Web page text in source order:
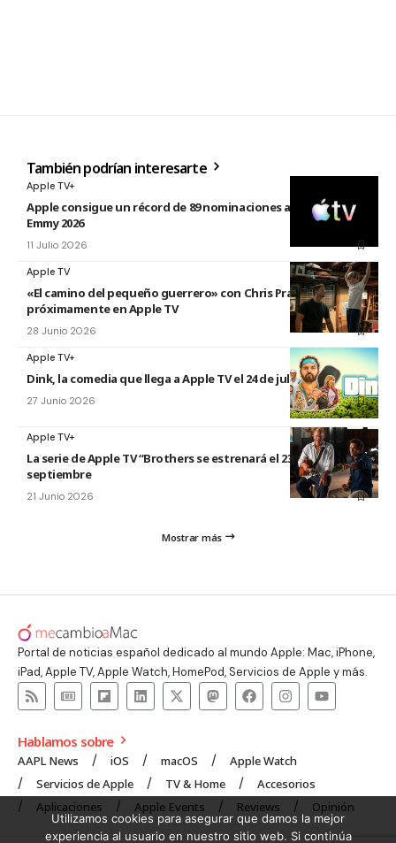
También podrían interesarte
Apple TV+
Apple consigue un récord de 89 nominaciones a los premios
Emmy 2026
11 Julio 2026
Apple TV
«El camino del pequeño guerrero» con Chris Pratt
próximamente en Apple TV
28 Junio 2026
Apple TV+
Dink, la comedia que llega a Apple TV el 24 de julio
27 Junio 2026
Apple TV+
La serie de Apple TV “Brothers se estrenará el 23 de
septiembre
21 Junio 2026
Mostrar más
Portal de noticias español dedicado al mundo Apple: Mac, iPhone,
iPad, Apple TV, Apple Watch, HomePod, Servicios de Apple y más.
Hablamos sobre
AAPL News iOS macOS
Apple Watch
Servicios de Apple
TV & Home
Accesorios
Aplicaciones
Apple Events Reviews Opinión
Utilizamos cookies para asegurar que damos la mejor
experiencia al usuario en nuestro sitio web. Si continúa